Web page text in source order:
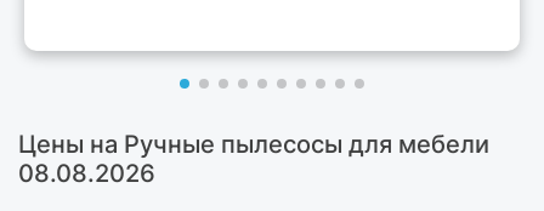
Цены на Ручные пылесосы для мебели
08.08.2026